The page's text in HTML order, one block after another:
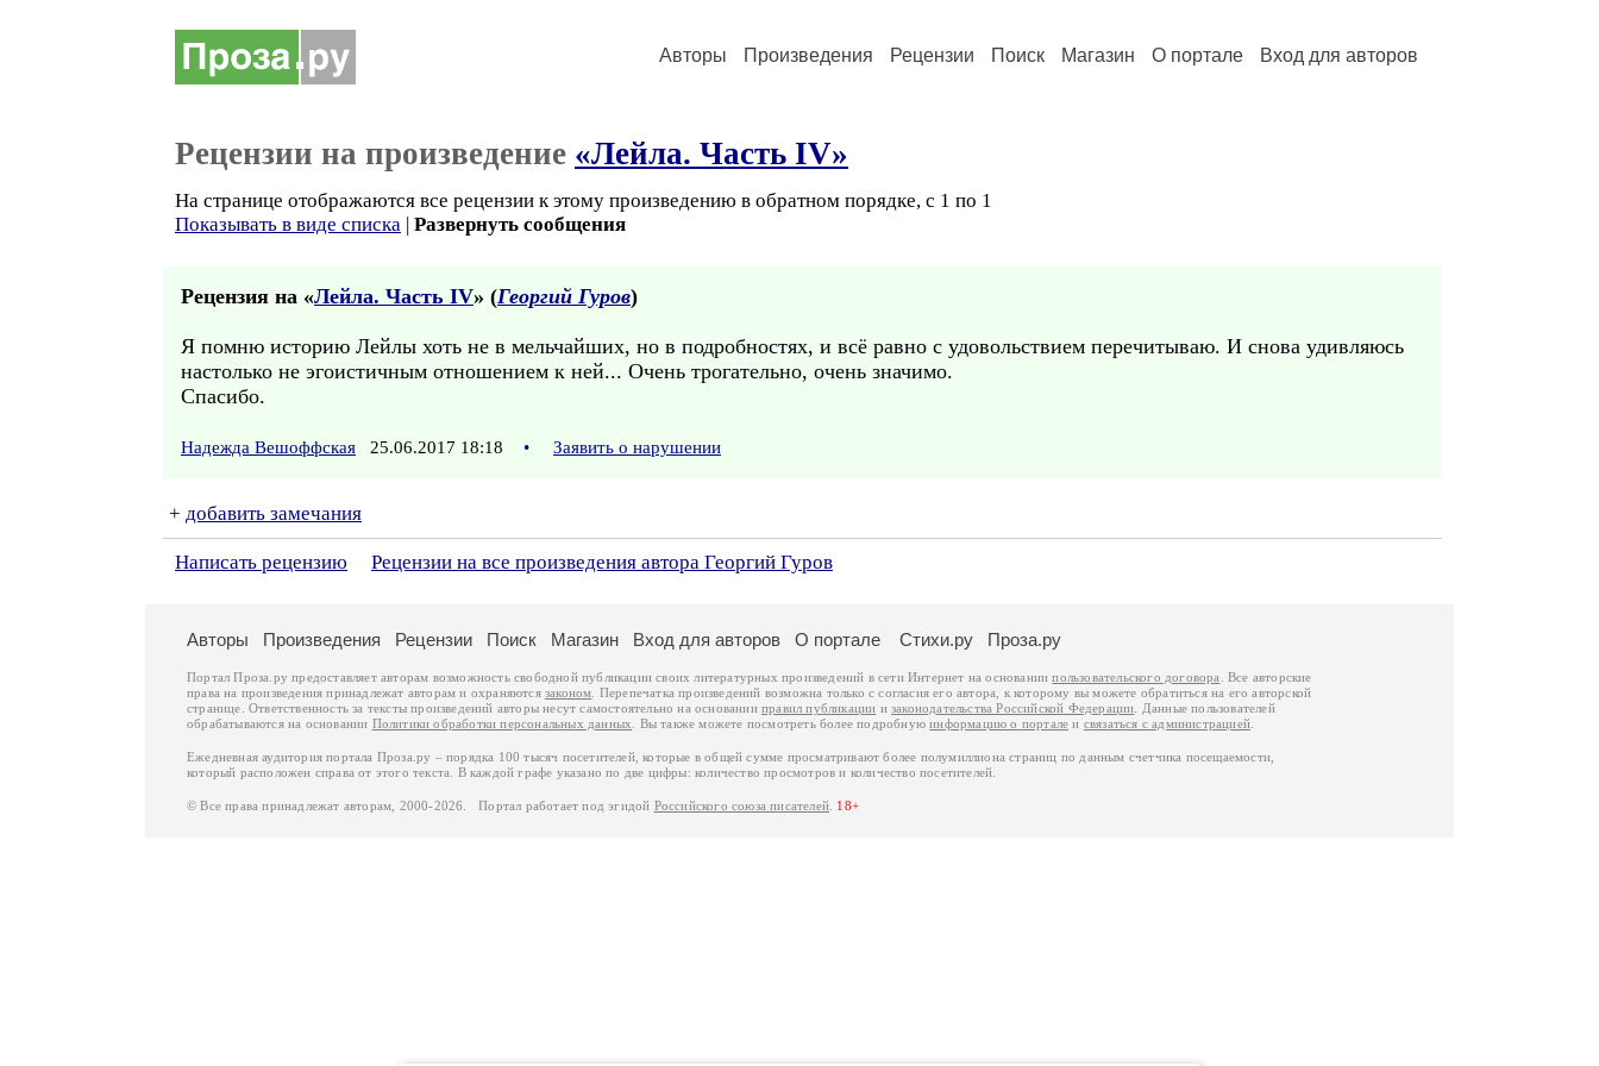
Авторы Произведения Рецензии Поиск Магазин О портале Вход для авторов
Рецензии на произведение «Лейла. Часть IV»
На странице отображаются все рецензии к этому произведению в обратном порядке, с 1 по 1
Показывать в виде списка | Развернуть сообщения
Рецензия на «Лейла. Часть IV» (Георгий Гуров)
Я помню историю Лейлы хоть не в мельчайших, но в подробностях, и всё равно с удовольствием перечитываю. И снова удивляюсь
настолько не эгоистичным отношением к ней... Очень трогательно, очень значимо.
Спасибо.
Надежда Вешоффская 25.06.2017 18:18 • Заявить о нарушении
+ добавить замечания
Написать рецензию Рецензии на все произведения автора Георгий Гуров
Авторы Произведения Рецензии Поиск Магазин Вход для авторов О портале Стихи.ру Проза.ру
Портал Проза.ру предоставляет авторам возможность свободной публикации своих литературных произведений в сети Интернет на основаниипользовательского договора
. Все авторские
права на произведения принадлежат авторам и охраняются законом . Перепечатка произведений возможна только с согласия его автора, к которому вы можете обратиться на его авторской
странице. Ответственность за тексты произведений авторы несут самостоятельно на основанииправил публикации изаконодательства Российской Федерации . Данные пользователей
обрабатываются на основании Политики обработки персональных данных . Вы также можете посмотреть более подробнуюинформацию о портале и связаться с администрацией
Ежедневная аудитория портала Проза.ру – порядка 100 тысяч посетителей, которые в общей сумме просматривают более полумиллиона страниц по данным счетчика посещаемости,
который расположен справа от этого текста. В каждой графе указано по две цифры: количество просмотров и количество посетителей.
© Все права принадлежат авторам, 2000-2026. Портал работает под эгидой Российского союза писателей 18+